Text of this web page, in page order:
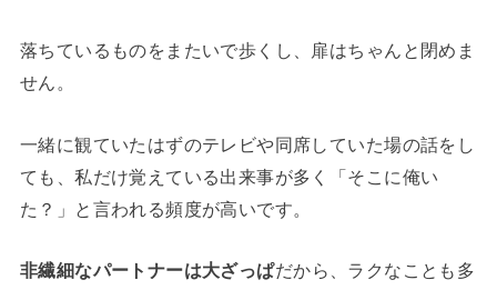
落ちているものをまたいで歩くし、扉はちゃんと閉めま
せん。
一緒に観ていたはずのテレビや同席していた場の話をし
ても、私だけ覚えている出来事が多く「そこに俺い
た？」と言われる頻度が高いです。
非繊細なパートナーは大ざっぱだから、ラクなことも多